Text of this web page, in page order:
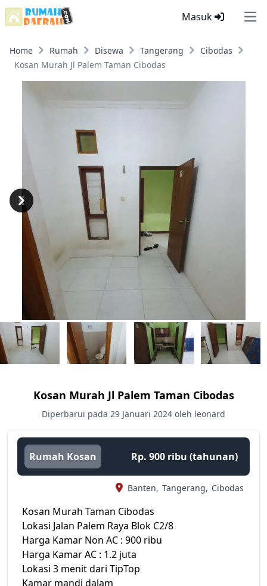
Masuk
Home Rumah Disewa Tangerang
Cibodas
Kosan Murah Jl Palem Taman Cibodas
Previous
Next
Kosan Murah Jl Palem Taman Cibodas
Diperbarui pada 29 Januari 2024 oleh leonard
Rumah Kosan Rp. 900 ribu (tahunan)
Banten, Tangerang, Cibodas
Kosan Murah Taman Cibodas
Lokasi Jalan Palem Raya Blok C2/8
Harga Kamar Non AC : 900 ribu
Harga Kamar AC : 1.2 juta
Lokasi 3 menit dari TipTop
Kamar mandi dalam